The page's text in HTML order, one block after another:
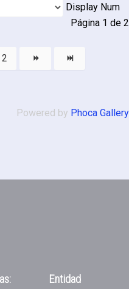
Display Num
Página 1 de 2
2
Powered by Phoca Gallery
Entidad